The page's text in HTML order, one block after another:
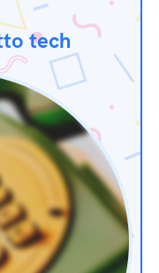
tech